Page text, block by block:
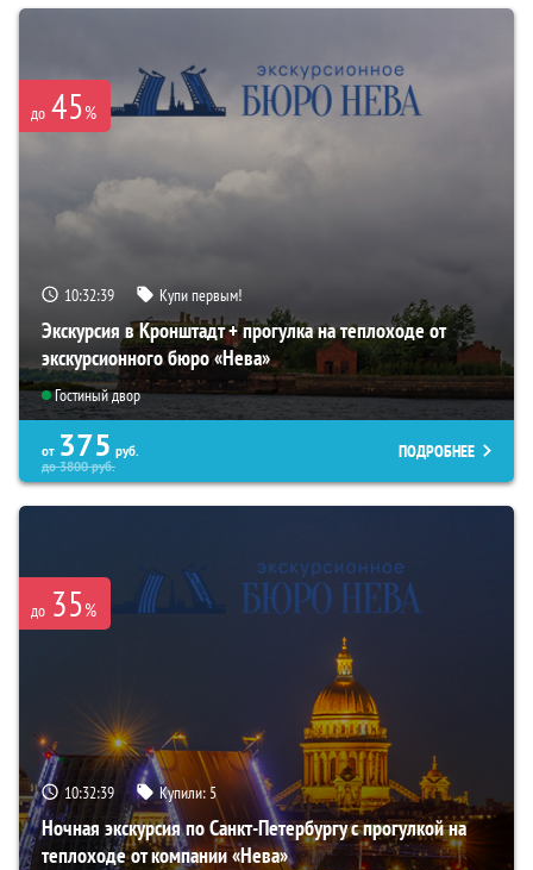
до 45%
10:32:38 Купи первым!
Экскурсия в Кронштадт + прогулка на теплоходе от
экскурсионного бюро «Нева»
Гостиный двор
от 375 руб.
до3800руб.
ПОДРОБНЕЕ
до 35%
10:32:38 Купили:5
Ночная экскурсия по Санкт-Петербургу с прогулкой на
теплоходе от компании «Нева»